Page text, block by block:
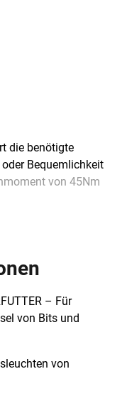
die benötigte
Bequemlichkeit
von 45Nm
Holz, Kunststoff
schlüsselloses,
LED-
immer im Blick
um
Das
– Für
von Bits und
von